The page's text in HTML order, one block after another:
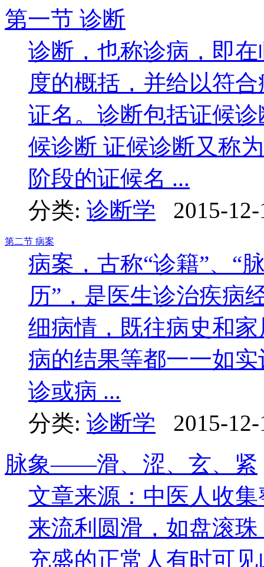
第一节 诊断
诊断，也称诊病，即
度的概括，并给以符
证名。诊断包括证候
候诊断 证候诊断又称
阶段的证候名 ...
分类: 诊断学 2015-
第二节 病案
病案，古称“诊籍”、“
历”，是医生诊治疾病
细病情，既往病史和
病的结果等都一一如
诊或病 ...
分类: 诊断学
2015-
脉象——滑、涩、玄、紧
文章来源：中医人
来流利圆滑，如盘滚
充盛的正常人有时可